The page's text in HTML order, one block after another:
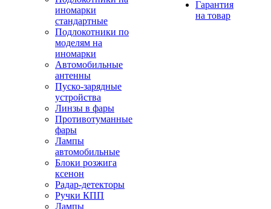
иномарки
стандартные
Подлокотники по
моделям на
иномарки
Автомобильные
антенны
Пуско-зарядные
устройства
Линзы в фары
Противотуманные
фары
Лампы
автомобильные
Блоки розжига
ксенон
Радар-детекторы
Ручки КПП
Лампы
Гарантия
на товар